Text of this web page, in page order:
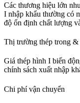
Các thương hiệu lớn
I nhập khẩu thường có
độ ổn định chất lượng
Thị trường thép trong
Giá thép hình I biến
chính sách xuất nhập
Chi phí vận chuyển